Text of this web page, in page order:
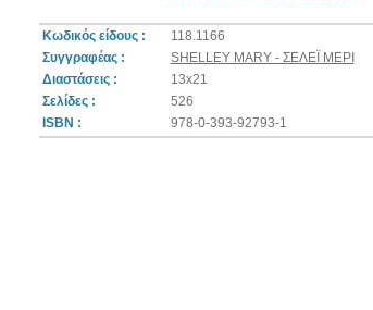
Κωδικός είδους : 118.1166
Συγγραφέας :
SHELLEY MARY - ΣΕΛΕΪ ΜΕΡΙ
Διαστάσεις :
13x21
Σελίδες :
526
ISBN :
978-0-393-92793-1